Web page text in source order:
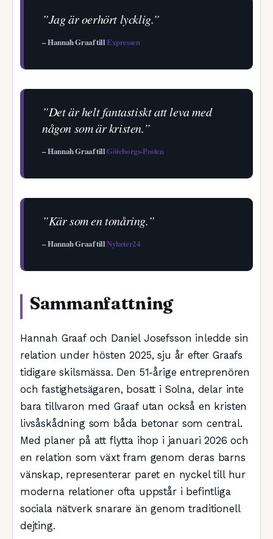
”Jag är oerhört lycklig.”
– Hannah Graaf tillExpressen
”Det är helt fantastiskt att leva med
någon som är kristen.”
– Hannah Graaf tillGöteborgs-Posten
”Kär som en tonåring.”
– Hannah Graaf tillNyheter24
Sammanfattning
Hannah Graaf och Daniel Josefsson inledde sin
relation under hösten 2025, sju år efter Graafs
tidigare skilsmässa. Den 51-årige entreprenören
och fastighetsägaren, bosatt i Solna, delar inte
bara tillvaron med Graaf utan också en kristen
livsåskådning som båda betonar som central.
Med planer på att flytta ihop i januari 2026 och
en relation som växt fram genom deras barns
vänskap, representerar paret en nyckel till hur
moderna relationer ofta uppstår i befintliga
sociala nätverk snarare än genom traditionell
dejting.